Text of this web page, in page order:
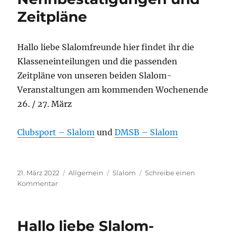
Volksbank
Zeitpläne
Hallo liebe Slalomfreunde hier findet ihr die
Klasseneinteilungen und die passenden
Zeitpläne von unseren beiden Slalom-
Veranstaltungen am kommenden Wochenende
26. / 27. März
Clubsport – Slalom undDMSB – Slalom
Veröffentlicht
am
21. März 2022 Kategorien
Allgemein Schlagwörter
Slalom
Schreibe einen
Kommentarzu
Hallo liebe Slalom-